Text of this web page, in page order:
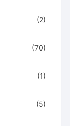
(2)
(70)
(1)
(5)